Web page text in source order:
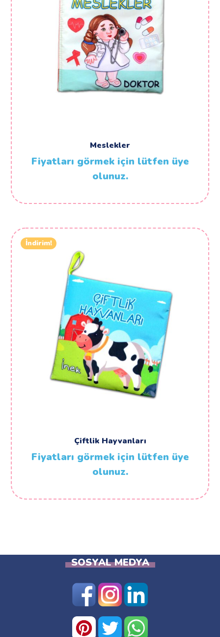
Meslekler
Fiyatları görmek için lütfen üye
olunuz.
İndirim!
Çiftlik Hayvanları
Fiyatları görmek için lütfen üye
olunuz.
SOSYAL MEDYA